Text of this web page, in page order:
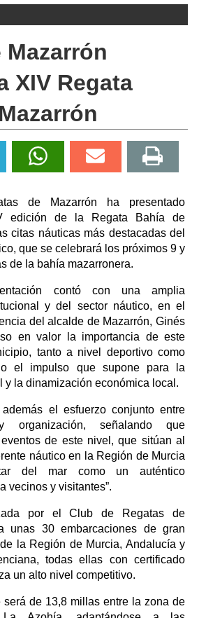
Mazarrón
XIV Regata
de Mazarrón ha presentado
edición de la Regata Bahía de
citas náuticas más destacadas del
que se celebrará los próximos 9 y
de la bahía mazarronera.
contó con una amplia
y del sector náutico, en el
del alcalde de Mazarrón, Ginés
en valor la importancia de este
tanto a nivel deportivo como
el impulso que supone para la
y la dinamización económica local.
el esfuerzo conjunto entre
organización, señalando que
de este nivel, que sitúan al
náutico en la Región de Murcia
del mar como un auténtico
vecinos y visitantes”.
por el Club de Regatas de
unas 30 embarcaciones de gran
la Región de Murcia, Andalucía y
todas ellas con certificado
un alto nivel competitivo.
será de 13,8 millas entre la zona de